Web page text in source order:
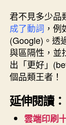
君不見多少品
成了動詞 ，
(Google)。透
與區隔性，並
出「更好」
個品類王者！
延伸閱讀：
雲端印刷